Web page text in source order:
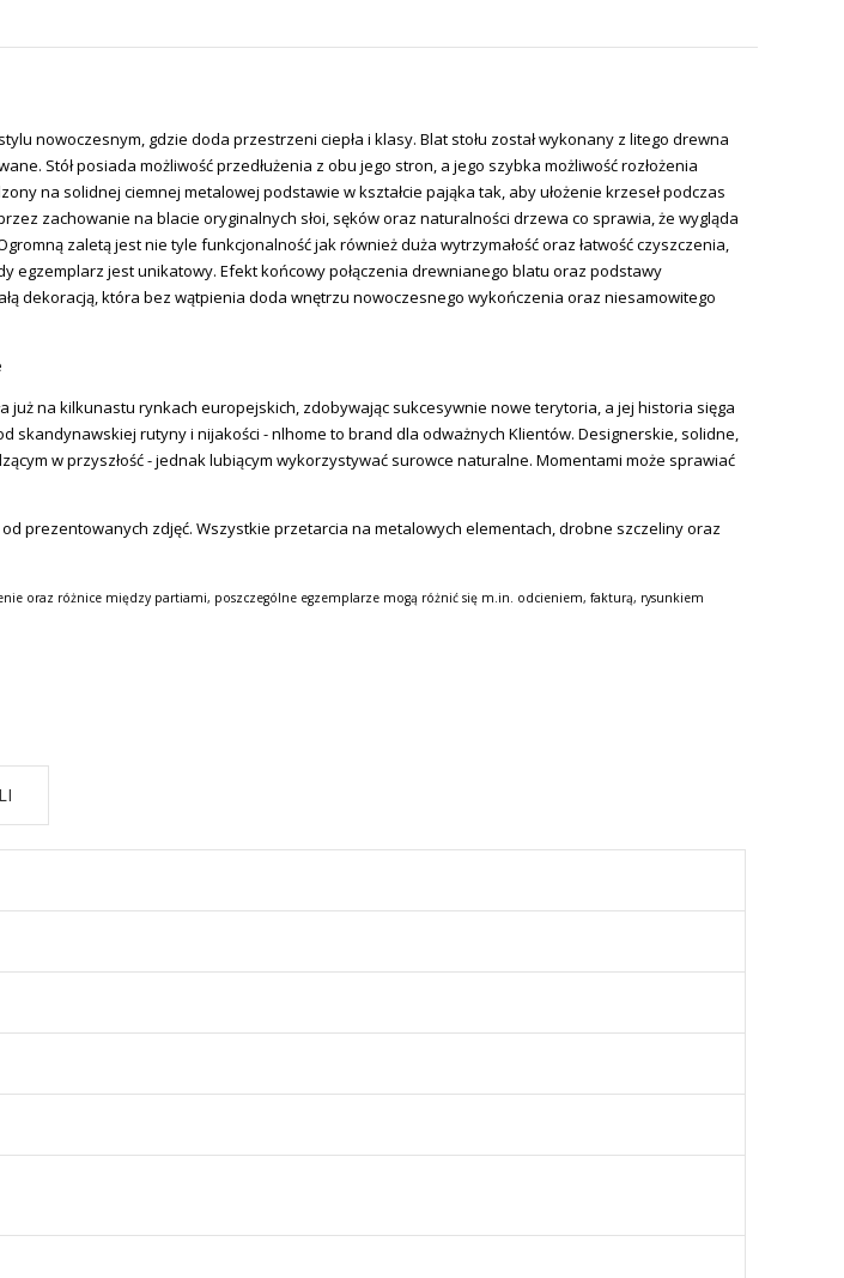
nowoczesnym, gdzie doda przestrzeni ciepła i klasy. Blat stołu został wykonany z litego drewna
Stół posiada możliwość przedłużenia z obu jego stron, a jego szybka możliwość rozłożenia
na solidnej ciemnej metalowej podstawie w kształcie pająka tak, aby ułożenie krzeseł podczas
zachowanie na blacie oryginalnych słoi, sęków oraz naturalności drzewa co sprawia, że wygląda
zaletą jest nie tyle funkcjonalność jak również duża wytrzymałość oraz łatwość czyszczenia,
egzemplarz jest unikatowy. Efekt końcowy połączenia drewnianego blatu oraz podstawy
dekoracją, która bez wątpienia doda wnętrzu nowoczesnego wykończenia oraz niesamowitego
na kilkunastu rynkach europejskich, zdobywając sukcesywnie nowe terytoria, a jej historia sięga
rutyny i nijakości - nlhome to brand dla odważnych Klientów. Designerskie, solidne,
w przyszłość - jednak lubiącym wykorzystywać surowce naturalne. Momentami może sprawiać
prezentowanych zdjęć. Wszystkie przetarcia na metalowych elementach, drobne szczeliny oraz
oraz różnice między partiami, poszczególne egzemplarze mogą różnić się m.in. odcieniem, fakturą, rysunkiem